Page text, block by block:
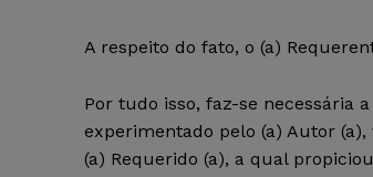
A respeito do fato, o (a)
Por tudo isso, faz-se necessária
experimentado pelo (a) Autor
(a) Requerido (a), a qual